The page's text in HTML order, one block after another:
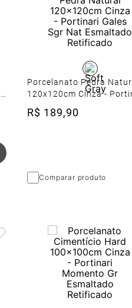
Porcelanato Pedra
120x120cm Cinza -
Gales Sgr Nat Esmaltado
Retificado
R$ 189,90
Comparar produto